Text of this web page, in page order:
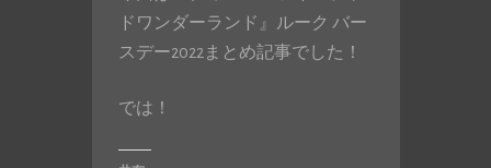
ドワンダーランド』ルーク バー
スデー2022まとめ記事でした！
では！